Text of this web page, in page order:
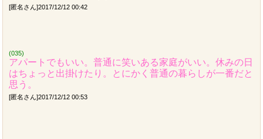
[匿名さん]2017/12/12 00:42
(035)
アパートでもいい。普通に笑いある家庭がいい。休みの日
はちょっと出掛けたり。とにかく普通の暮らしが一番だと
思う。
[匿名さん]2017/12/12 00:53